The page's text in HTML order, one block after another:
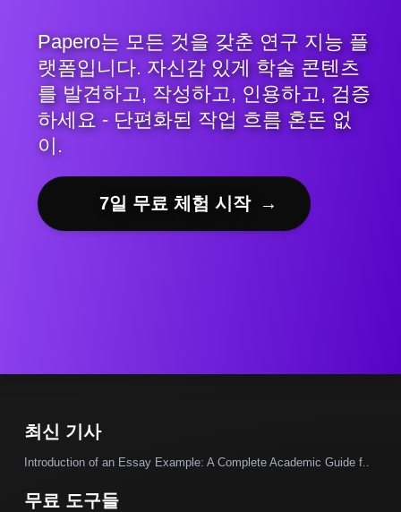
Papero는 모든 것을 갖춘 연구 지능 플
랫폼입니다. 자신감 있게 학술 콘텐츠
를 발견하고, 작성하고, 인용하고, 검증
하세요 - 단편화된 작업 흐름 혼돈 없
이.
7일 무료 체험 시작 →
최신 기사
Introduction of an Essay Example: A Complete Academic Guide f..
무료 도구들